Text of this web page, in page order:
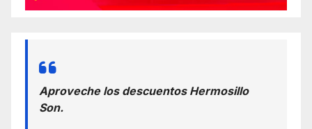
Aproveche los descuentos Hermosillo
Son.